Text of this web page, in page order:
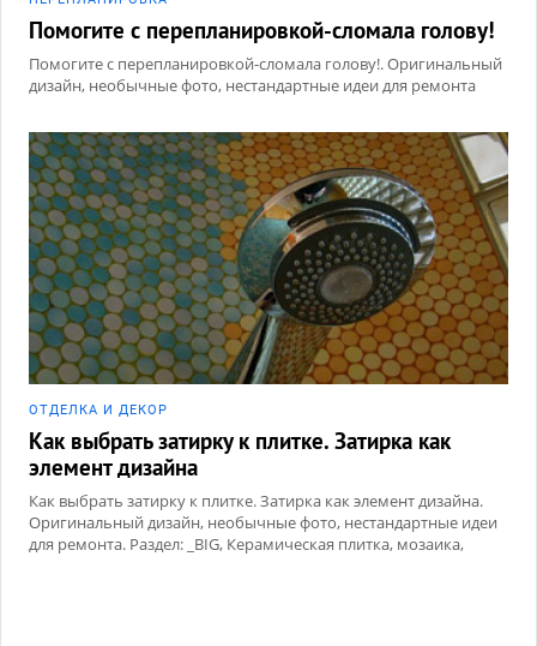
Помогите с перепланировкой-сломала голову!
Помогите с перепланировкой-сломала голову!. Оригинальный
дизайн, необычные фото, нестандартные идеи для ремонта
ОТДЕЛКА И ДЕКОР
Как выбрать затирку к плитке. Затирка как
элемент дизайна
Как выбрать затирку к плитке. Затирка как элемент дизайна.
Оригинальный дизайн, необычные фото, нестандартные идеи
для ремонта. Раздел: _BIG, Керамическая плитка, мозаика,